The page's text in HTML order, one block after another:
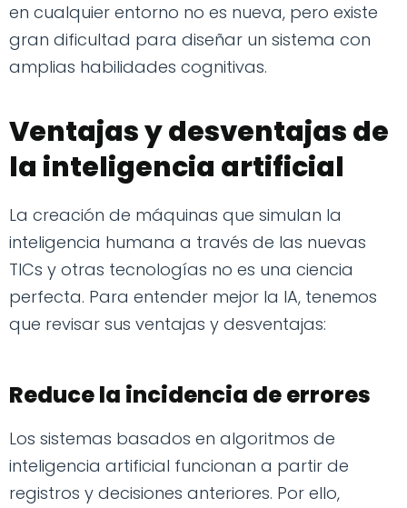
en cualquier entorno no es nueva, pero existe
gran dificultad para diseñar un sistema con
amplias habilidades cognitivas.
Ventajas y desventajas de
la inteligencia artificial
La creación de máquinas que simulan la
inteligencia humana a través de las nuevas
TICs y otras tecnologías no es una ciencia
perfecta. Para entender mejor la IA, tenemos
que revisar sus ventajas y desventajas:
Reduce la incidencia de errores
Los sistemas basados en algoritmos de
inteligencia artificial funcionan a partir de
registros y decisiones anteriores. Por ello,